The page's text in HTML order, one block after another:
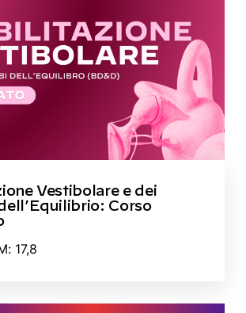
Vestibolare e dei
Corso
17,8